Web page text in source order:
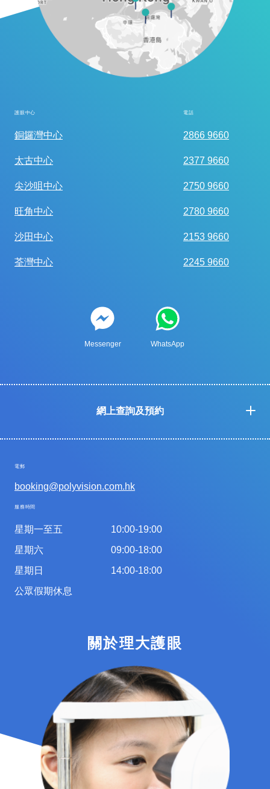
護眼中心 電話
銅鑼灣中心 2866 9660
太古中心 2377 9660
尖沙咀中心 2750 9660
旺角中心 2780 9660
沙田中心 2153 9660
荃灣中心 2245 9660
Messenger WhatsApp
網上查詢及預約
電郵
booking@polyvision.com.hk
服務時間
星期一至五
星期六
星期日
公眾假期休息
10:00-19:00
09:00-18:00
14:00-18:00
關於理大護眼